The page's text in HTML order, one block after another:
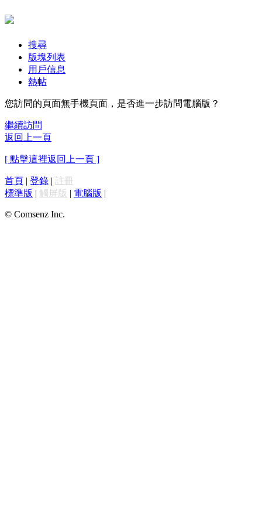
搜尋
版塊列表
用戶信息
熱帖
您訪問的頁面無手機頁面，是否進一步訪問電腦版？
繼續訪問
返回上一頁
[ 點擊這裡返回上一頁 ]
首頁 | 登錄 | 註冊
標準版 | 觸屏版 | 電腦版 |
© Comsenz Inc.